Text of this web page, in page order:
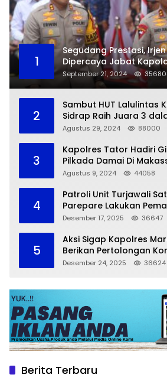
1
Segudang Prestasi,
Dipercaya Jabat
September 21, 2024
2
Sambut HUT Lalulintas
Sidrap Raih Juara 3
Zona 5
Agustus 29, 2024 88000
3
Kapolres Tator Hadiri
Pilkada Damai Di
Agustus 9, 2024 44058
4
Patroli Unit Turjawali
Parepare Lakukan
Larangan Parkir
Desember 17, 2025 36647
5
Aksi Sigap Kapolres
Berikan Pertolongan
Desember 24, 2025 36624
Berita Terbaru